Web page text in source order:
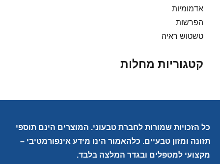
אדמומיות
הפרשות
טשטוש ראיה
קטגוריות מחלות
כל הזכויות שמורות לחברת טבעוני. המוצרים הינם תוספי
תזונה ומזון טבעיים. כלהאמור הינו מידע אינפורמטיבי –
מקצועי למטפלים ובגדר המלצה בלבד.